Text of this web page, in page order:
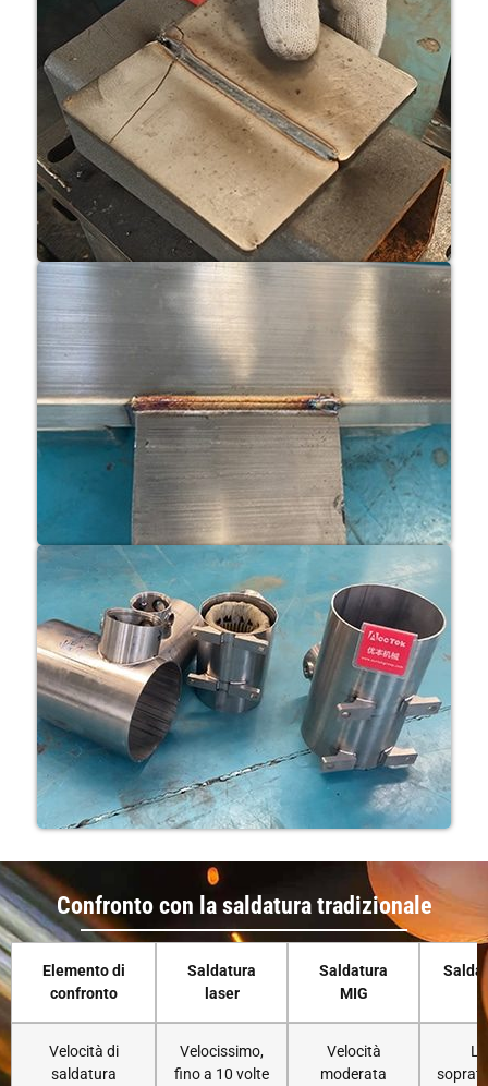
Confronto con la saldatura tradizionale
Elemento di
confronto
Saldatura
laser
Saldatura
MIG
Velocità di
saldatura
Velocissimo,
fino a 10 volte
Velocità
moderata